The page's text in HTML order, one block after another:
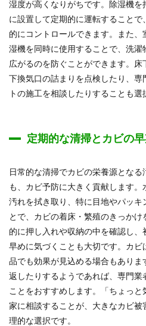
湿度が高くなりがちです。除湿機を
に設置して定期的に運転すること
的にコントロールできます。また
湿機を同時に使用することで、洗濯
広がるのを防ぐことができます。
下換気口の詰まりを点検したり、
トの施工を相談したりすることも選
定期的な清掃とカビの
日常的な清掃でカビの栄養源とな
も、カビ予防に大きく貢献します
汚れを拭き取り、特に目地やパッキ
とで、カビの着床・繁殖のきっか
的に押し入れや収納の中を確認し
早めに気づくことも大切です。カビ
品でも効果が見込める場合もありま
返したりするようであれば、専門
ことをおすすめします。「ちょっ
家に相談することが、大きなカビ
理的な選択です。